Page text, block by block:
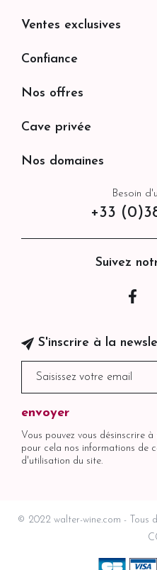
Besoin
+33
Suivez
S'inscrire à la
Vous pouvez vous désinscrire
pour cela nos informations de
d'utilisation du site.
Ventes exclusives
Confiance
Nos offres
Cave privée
Nos domaines
© 2022 walter-wine.com - Tous